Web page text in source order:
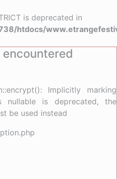
is deprecated in
htdocs/
encountered
Implicitly marking
nullable is deprecated, the
be used instead